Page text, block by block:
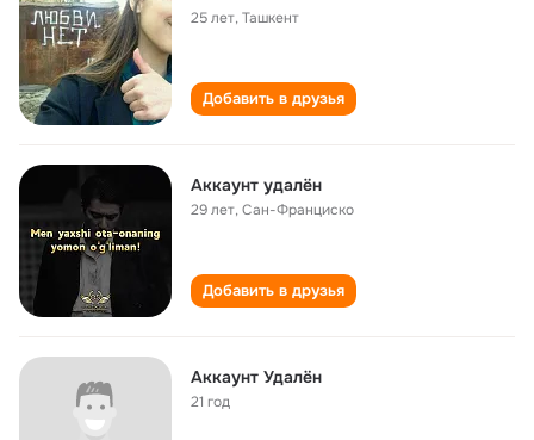
25 лет,Ташкент
Добавить в друзья
Аккаунт удалён
29 лет,Сан-Франциско
Добавить в друзья
Аккаунт Удалëн
21 год